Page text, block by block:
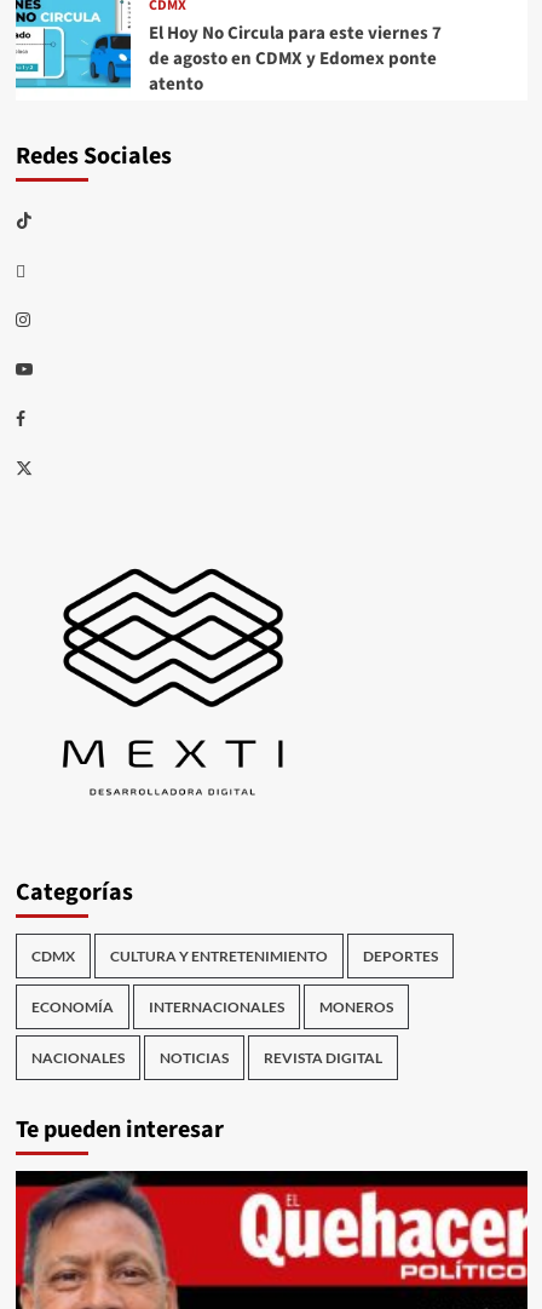
CDMX
El Hoy No Circula para este viernes 7
de agosto en CDMX y Edomex ponte
atento
Redes Sociales
TikTok
threads
Instagram
Youtube
Facebook
X
Categorías
CDMX CULTURA Y ENTRETENIMIENTO DEPORTES
ECONOMÍA INTERNACIONALES MONEROS
NACIONALES NOTICIAS REVISTA DIGITAL
Te pueden interesar